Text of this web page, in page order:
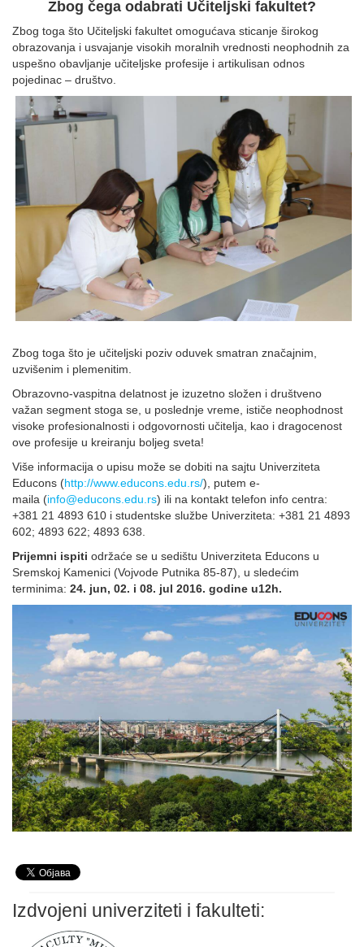
Zbog čega odabrati Učiteljski fakultet?
Zbog toga što Učiteljski fakultet omogućava sticanje širokog
obrazovanja i usvajanje visokih moralnih vrednosti neophodnih za
uspešno obavljanje učiteljske profesije i artikulisan odnos
pojedinac – društvo.
Zbog toga što je učiteljski poziv oduvek smatran značajnim,
uzvišenim i plemenitim.
Obrazovno-vaspitna delatnost je izuzetno složen i društveno
važan segment stoga se, u poslednje vreme, ističe neophodnost
visoke profesionalnosti i odgovornosti učitelja, kao i dragocenost
ove profesije u kreiranju boljeg sveta!
Više informacija o upisu može se dobiti na sajtu Univerziteta
Educons (http://www.educons.edu.rs/), putem e-
maila (info@educons.edu.rs) ili na kontakt telefon info centra:
+381 21 4893 610 i studentske službe Univerziteta: +381 21 4893
602; 4893 622; 4893 638.
Prijemni ispiti održaće se u sedištu Univerziteta Educons u
Sremskoj Kamenici (Vojvode Putnika 85-87), u sledećim
terminima: 24. jun, 02. i 08. jul 2016. godine u12h.
Izdvojeni univerziteti i fakulteti: